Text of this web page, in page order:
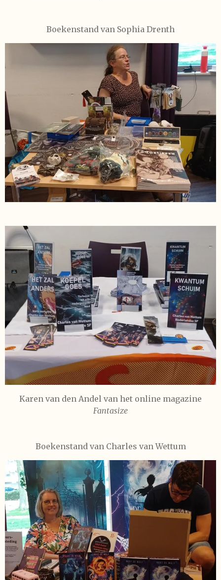
Boekenstand van Sophia Drenth
Karen van den Andel van het online magazine
Fantasize
Boekenstand van Charles van Wettum